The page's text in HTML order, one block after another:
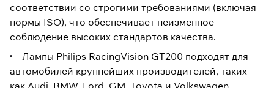
соответствии со строгими требованиями (включая
нормы ISO), что обеспечивает неизменное
соблюдение высоких стандартов качества.
Лампы Philips RacingVision GT200 подходят для
автомобилей крупнейших производителей, таких